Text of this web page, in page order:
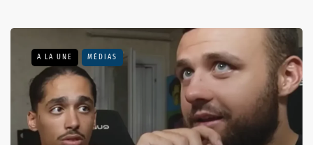
A LA UNE MÉDIAS